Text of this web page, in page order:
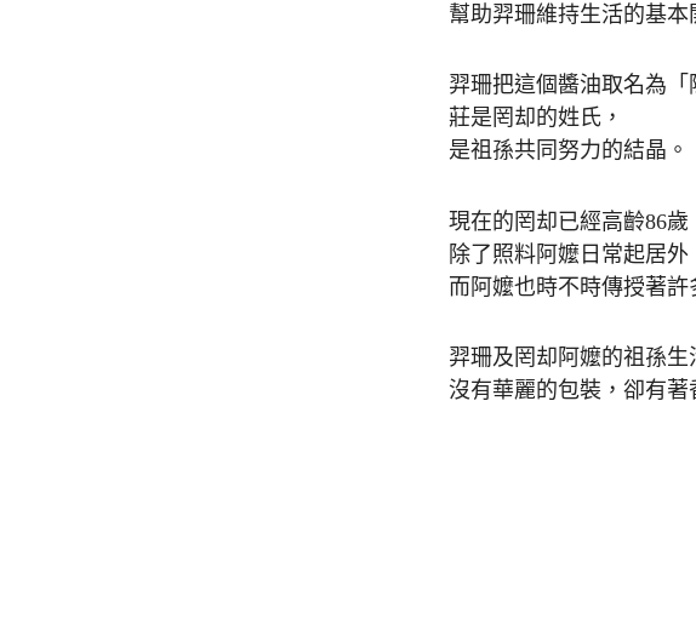
幫助羿珊維持生活的基本
羿珊把這個醬油取名為「
莊是罔却的姓氏，
是祖孫共同努力的結晶。
現在的罔却已經高齡86
除了照料阿嬤日常起居
而阿嬤也時不時傳授著
羿珊及罔却阿嬤的祖孫生
沒有華麗的包裝，卻有著